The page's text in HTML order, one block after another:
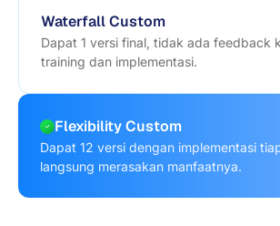
Waterfall Custom
Dapat 1 versi final, tidak ada feedback
training dan implementasi.
Flexibility Custom
Dapat 12 versi dengan implementasi
langsung merasakan manfaatnya.